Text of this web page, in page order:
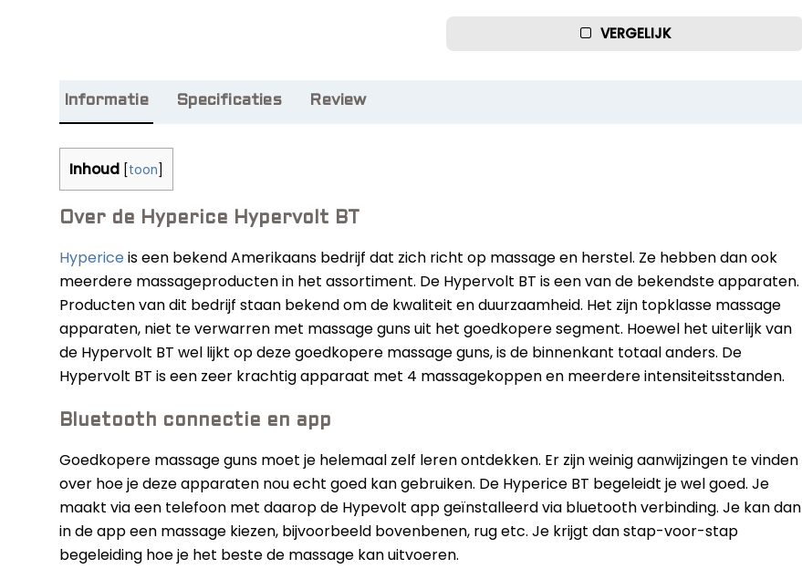
Tunturi
VERGELIJK
Informatie Specificaties Review
Inhoud [toon]
Over de Hyperice Hypervolt BT
Hyperice is een bekend Amerikaans bedrijf dat zich richt op massage en herstel. Ze hebben dan ook
meerdere massageproducten in het assortiment. De Hypervolt BT is een van de bekendste apparaten.
Producten van dit bedrijf staan bekend om de kwaliteit en duurzaamheid. Het zijn topklasse massage
apparaten, niet te verwarren met massage guns uit het goedkopere segment. Hoewel het uiterlijk van
de Hypervolt BT wel lijkt op deze goedkopere massage guns, is de binnenkant totaal anders. De
Hypervolt BT is een zeer krachtig apparaat met 4 massagekoppen en meerdere intensiteitsstanden.
Bluetooth connectie en app
Goedkopere massage guns moet je helemaal zelf leren ontdekken. Er zijn weinig aanwijzingen te vinden
over hoe je deze apparaten nou echt goed kan gebruiken. De Hyperice BT begeleidt je wel goed. Je
maakt via een telefoon met daarop de Hypevolt app geïnstalleerd via bluetooth verbinding. Je kan dan
in de app een massage kiezen, bijvoorbeeld bovenbenen, rug etc. Je krijgt dan stap-voor-stap
begeleiding hoe je het beste de massage kan uitvoeren.